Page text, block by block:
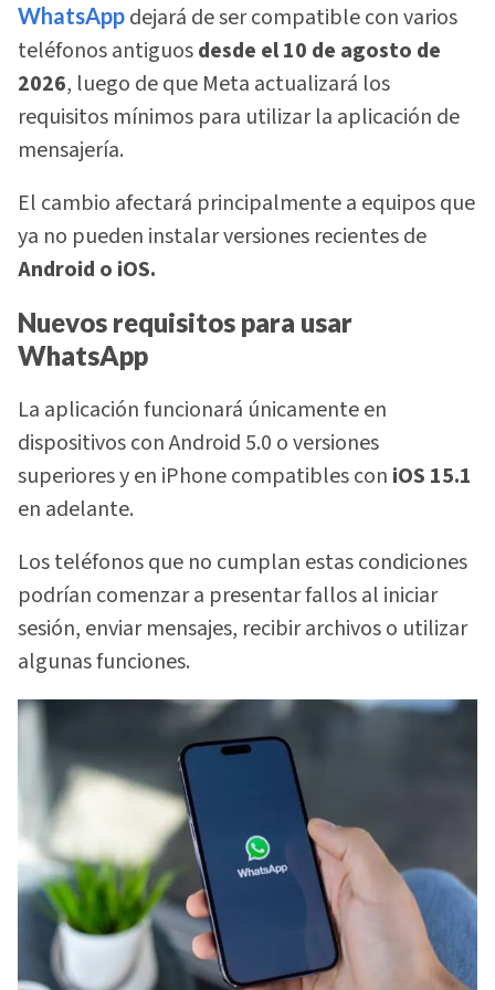
WhatsApp dejará de ser compatible con varios
teléfonos antiguosdesde el 10 de agosto de
2026, luego de que Meta actualizará los
requisitos mínimos para utilizar la aplicación de
mensajería.
El cambio afectará principalmente a equipos que
ya no pueden instalar versiones recientes de
Android o iOS.
Nuevos requisitos para usar
WhatsApp
La aplicación funcionará únicamente en
dispositivos con Android 5.0 o versiones
superiores y en iPhone compatibles con iOS 15.1
en adelante.
Los teléfonos que no cumplan estas condiciones
podrían comenzar a presentar fallos al iniciar
sesión, enviar mensajes, recibir archivos o utilizar
algunas funciones.